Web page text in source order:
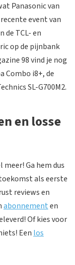
Panasonic van
event van
de TCL- en
op de pijnbank
98 vind je nog
Combo i8+, de
SL-G700M2.
en losse
meer! Ga hem dus
als eerste
reviews en
abonnementen
Of kies voor
Een los